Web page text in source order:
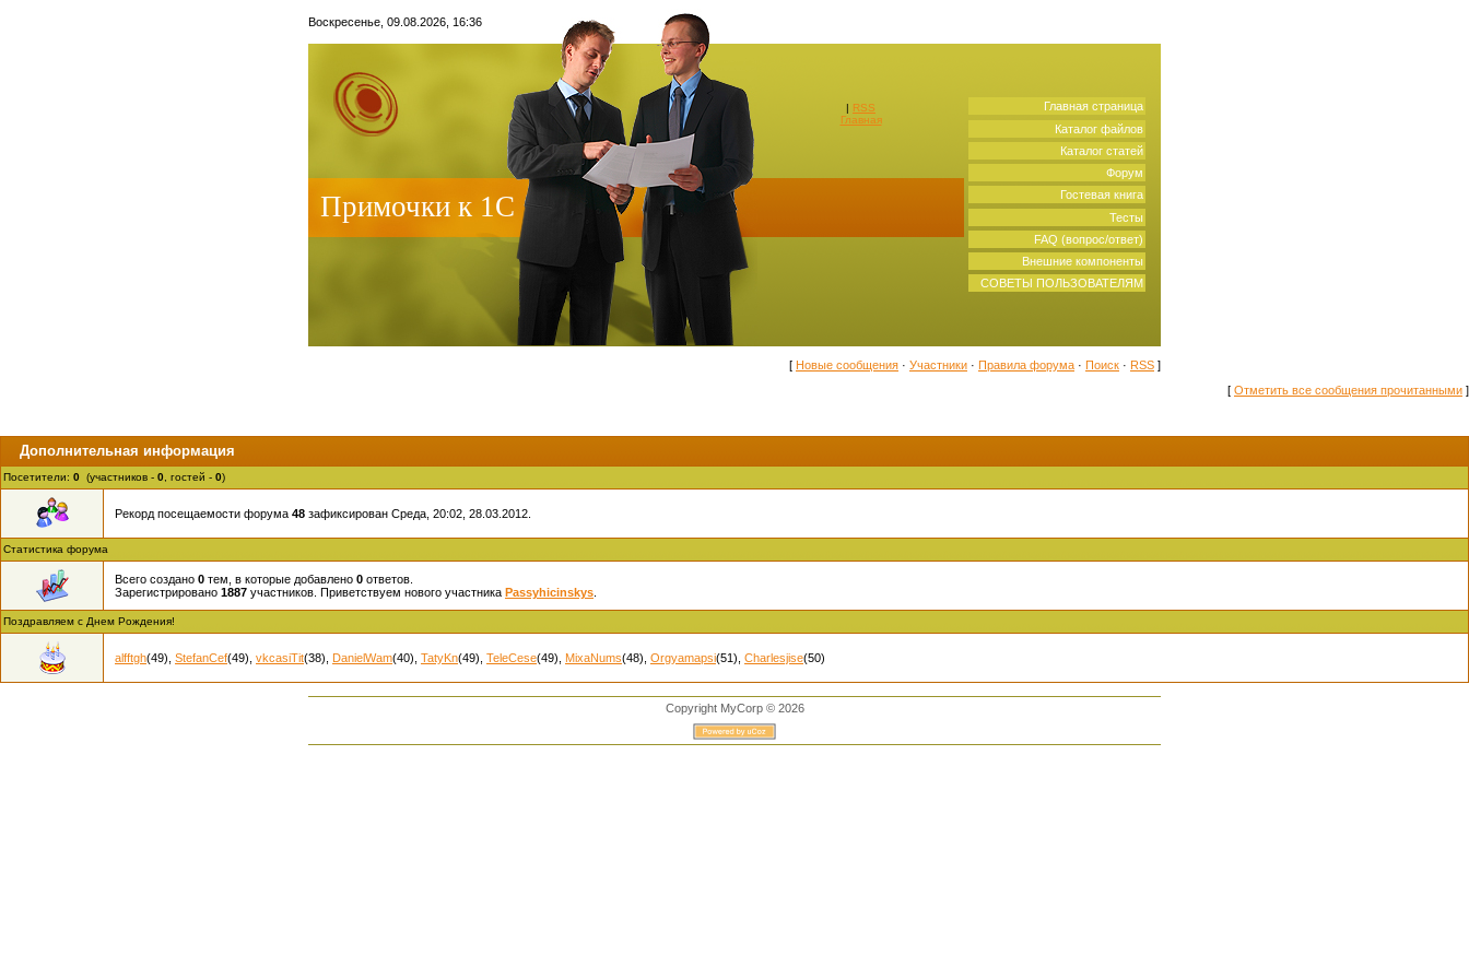
Воскресенье, 09.08.2026, 16:36
| RSS
Главная
Главная страница
Каталог файлов
Каталог статей
Форум
Гостевая книга
Тесты
FAQ (вопрос/ответ)
Внешние компоненты
СОВЕТЫ ПОЛЬЗОВАТЕЛЯМ
Примочки к 1С
[ Новые сообщения · Участники · Правила форума · Поиск · RSS ]
[ Отметить все сообщения прочитанными ]
Дополнительная информация
Посетители: 0 (участников - 0 , гостей - 0)
Рекорд посещаемости форума 48 зафиксирован Среда, 20:02, 28.03.2012.
Статистика форума
Всего создано 0 тем, в которые добавлено 0 ответов.
Зарегистрировано 1887 участников. Приветствуем нового участника Passyhicinskys
Поздравляем с Днем Рождения!
alfftgh(49) StefanCef(49) vkcasiTit(38) DanielWam(40) TatyKn(49) TeleCese(49) MixaNums(48) Orgyamapsi(51) Charlesjise(50)
Copyright MyCorp © 2026